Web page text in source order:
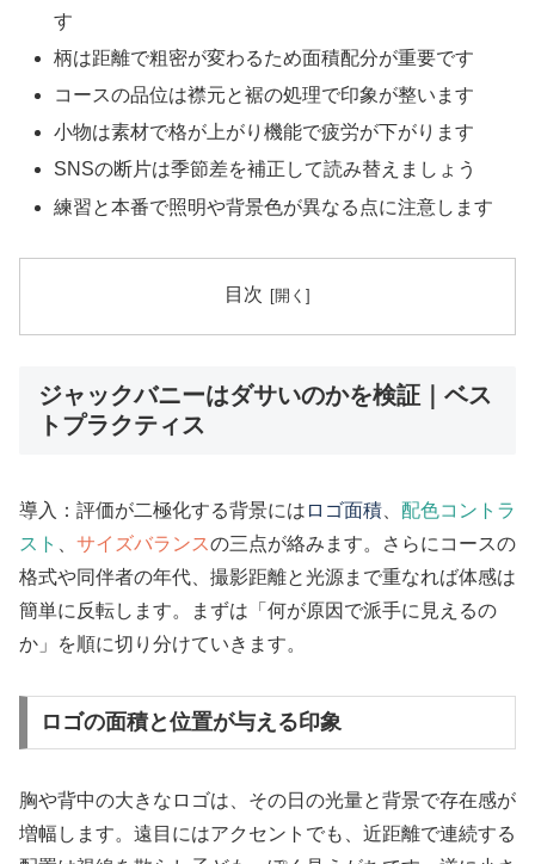
す
柄は距離で粗密が変わるため面積配分が重要です
コースの品位は襟元と裾の処理で印象が整います
小物は素材で格が上がり機能で疲労が下がります
SNSの断片は季節差を補正して読み替えましょう
練習と本番で照明や背景色が異なる点に注意します
目次
ジャックバニーはダサいのかを検証｜ベス
トプラクティス
導入：評価が二極化する背景には ロゴ面積
配色コントラ
スト
サイズバランスの三点が絡みます。さらにコースの
格式や同伴者の年代、撮影距離と光源まで重なれば体感は
簡単に反転します。まずは「何が原因で派手に見えるの
か」を順に切り分けていきます。
ロゴの面積と位置が与える印象
胸や背中の大きなロゴは、その日の光量と背景で存在感が
増幅します。遠目にはアクセントでも、近距離で連続する